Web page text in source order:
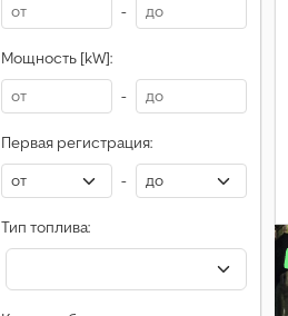
-
Мощность [kW]:
-
Первая регистрация:
-
Тип топлива: